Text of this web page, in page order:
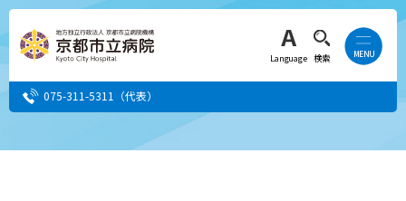
Language 検索
075-311-5311 （代表）